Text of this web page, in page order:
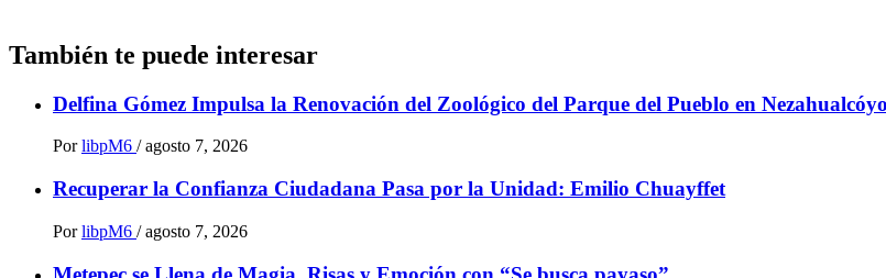
También te puede interesar
Delfina Gómez Impulsa la Renovación del Zoológico del Parque del Pueblo en
Por libpM6 / agosto 7, 2026
Recuperar la Confianza Ciudadana Pasa por la Unidad: Emilio Chuayffet
Por libpM6 / agosto 7, 2026